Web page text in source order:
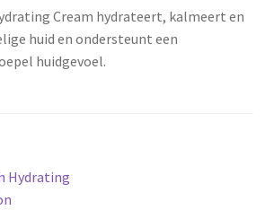
Cream hydrateert, kalmeert en
huid en ondersteunt een
huidgevoel.
Hydrating